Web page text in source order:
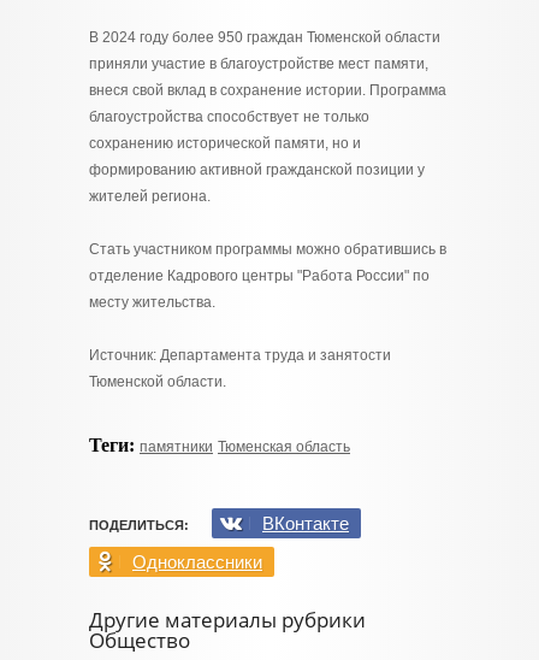
В 2024 году более 950 граждан Тюменской области
приняли участие в благоустройстве мест памяти,
внеся свой вклад в сохранение истории. Программа
благоустройства способствует не только
сохранению исторической памяти, но и
формированию активной гражданской позиции у
жителей региона.
Стать участником программы можно обратившись в
отделение Кадрового центры "Работа России" по
месту жительства.
Источник: Департамента труда и занятости
Тюменской области.
Теги: памятники Тюменская область
ПОДЕЛИТЬСЯ:
ВКонтакте
Одноклассники
Другие материалы рубрики
Общество